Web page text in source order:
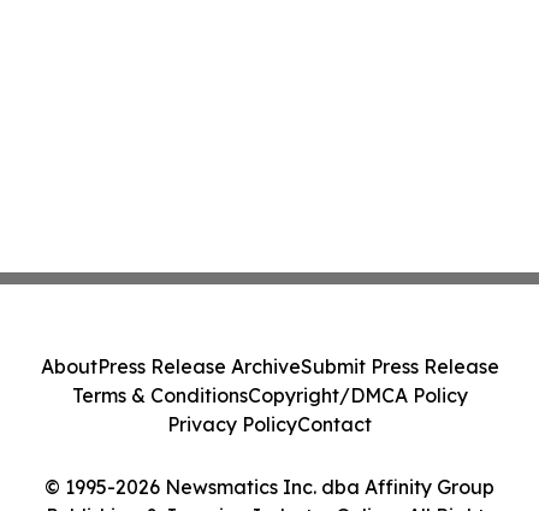
© 1995-2026 Newsmatics Inc. dba Affinity Group
AboutPress Release ArchiveSubmit Press Release
Terms & ConditionsCopyright/DMCA Policy
Privacy PolicyContact